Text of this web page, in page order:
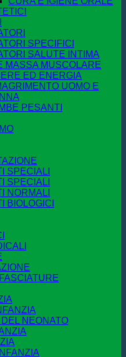
SPECIFICI
SALUTE INTIMA
MASSA MUSCOLARE
ED ENERGIA
UOMO E
PESANTI
SPECIALI
SPECIALI
NORMALI
BIOLOGICI
NEONATO